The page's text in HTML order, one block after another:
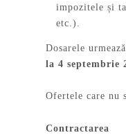
impozitele și
etc.).
Dosarele
la 4 septembrie
Ofertele care nu
Contractarea